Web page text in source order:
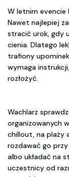
W letnim evencie
Nawet najlepiej
stracić urok, gdy
cienia. Dlatego
trafiony
wymaga
rozłożyć.
Wachlarz
organizowanych
chillout, na plaży
rozdawać go
albo układać na
uczestnicy od